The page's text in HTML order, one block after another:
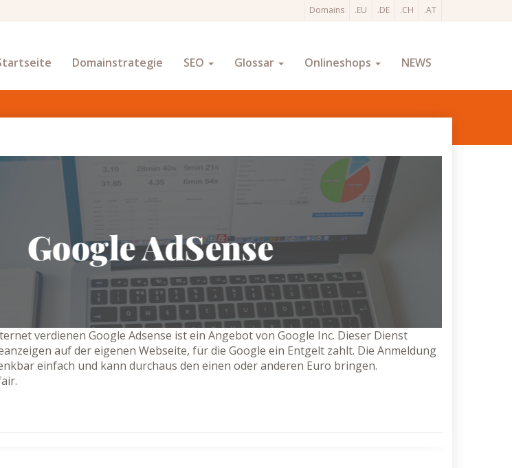
Domains .EU .DE .CH .AT
Domainstrategie SEO Glossar Onlineshops NEWS
verdienen Google Adsense ist ein Angebot von Google Inc. Dieser Dienst
auf der eigenen Webseite, für die Google ein Entgelt zahlt. Die Anmeldung
einfach und kann durchaus den einen oder anderen Euro bringen.